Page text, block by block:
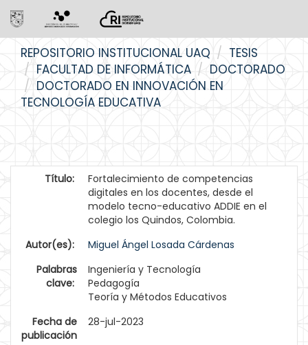
navigation
REPOSITORIO INSTITUCIONAL UAQ
TESIS
FACULTAD DE INFORMÁTICA
DOCTORADO
DOCTORADO EN INNOVACIÓN EN
TECNOLOGÍA EDUCATIVA
Título:
Fortalecimiento de competencias
digitales en los docentes, desde el
modelo tecno-educativo ADDIE en el
colegio los Quindos, Colombia.
Autor(es):
Miguel Ángel Losada Cárdenas
Palabras
clave:
Ingeniería y Tecnología
Pedagogía
Teoría y Métodos Educativos
Fecha de
publicación
28-jul-2023